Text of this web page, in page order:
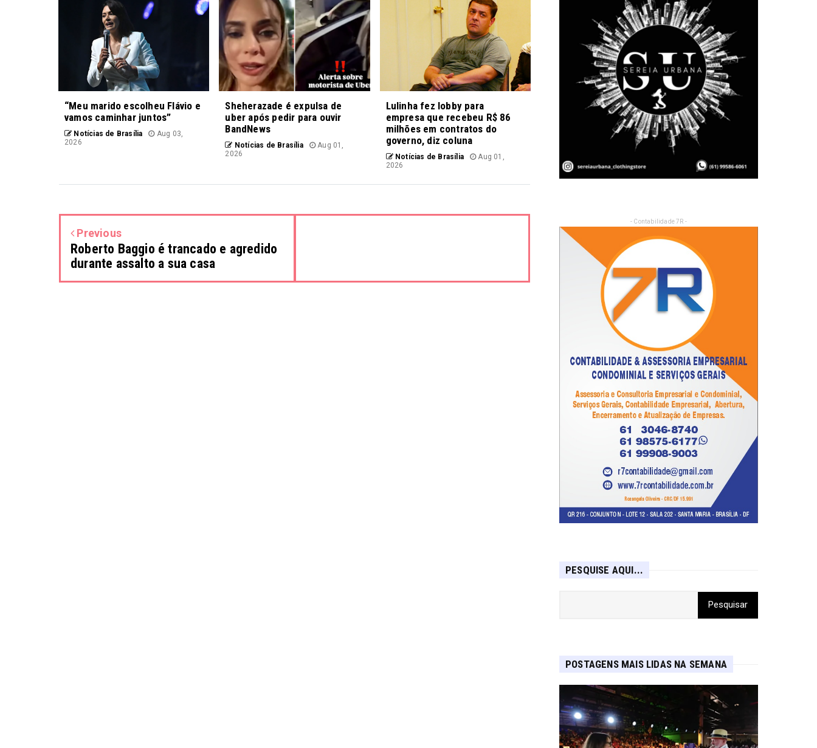
“Meu marido escolheu Flávio e
vamos caminhar juntos”
Notícias de Brasília
Aug 03,
2026
Sheherazade é expulsa de
uber após pedir para ouvir
BandNews
Notícias de Brasília
Aug 01,
2026
Lulinha fez lobby para
empresa que recebeu R$ 86
milhões em contratos do
governo, diz coluna
Notícias de Brasília
Aug 01,
2026
Previous
Roberto Baggio é trancado e agredido
durante assalto a sua casa
- Contabilidade 7R -
PESQUISE AQUI...
POSTAGENS MAIS LIDAS NA SEMANA